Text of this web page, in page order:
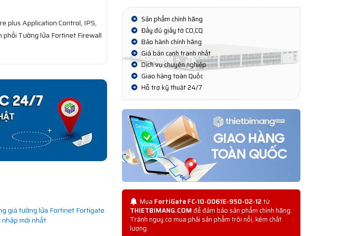
plus Application Control, IPS,
phối Tường lửa Fortinet Firewall
giá tường lửa Fortinet Fortigate
nhập mới nhất
Sản phẩm chính hãng
Đầy đủ giấy tờ CO,CQ
Bảo hành chính hãng
Giá bán cạnh tranh nhất
Dịch vụ chuyên nghiệp
Giao hàng toàn Quốc
Hỗ trợ kỹ thuật 24/7
Mua FortiGate FC-10-0061E-950-02-12từ
THIETBIMANG.COMđể đảm bảo sản phẩm chính hãng.
Tránh nguy cơ mua phải sản phẩm trôi nổi, kém chất
lượng.